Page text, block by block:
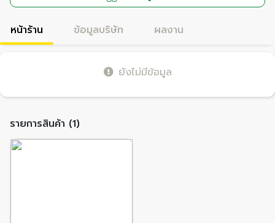
หน้าร้าน ข้อมูลบริษัท ผลงาน
ยังไม่มีข้อมูล
รายการสินค้า (1)